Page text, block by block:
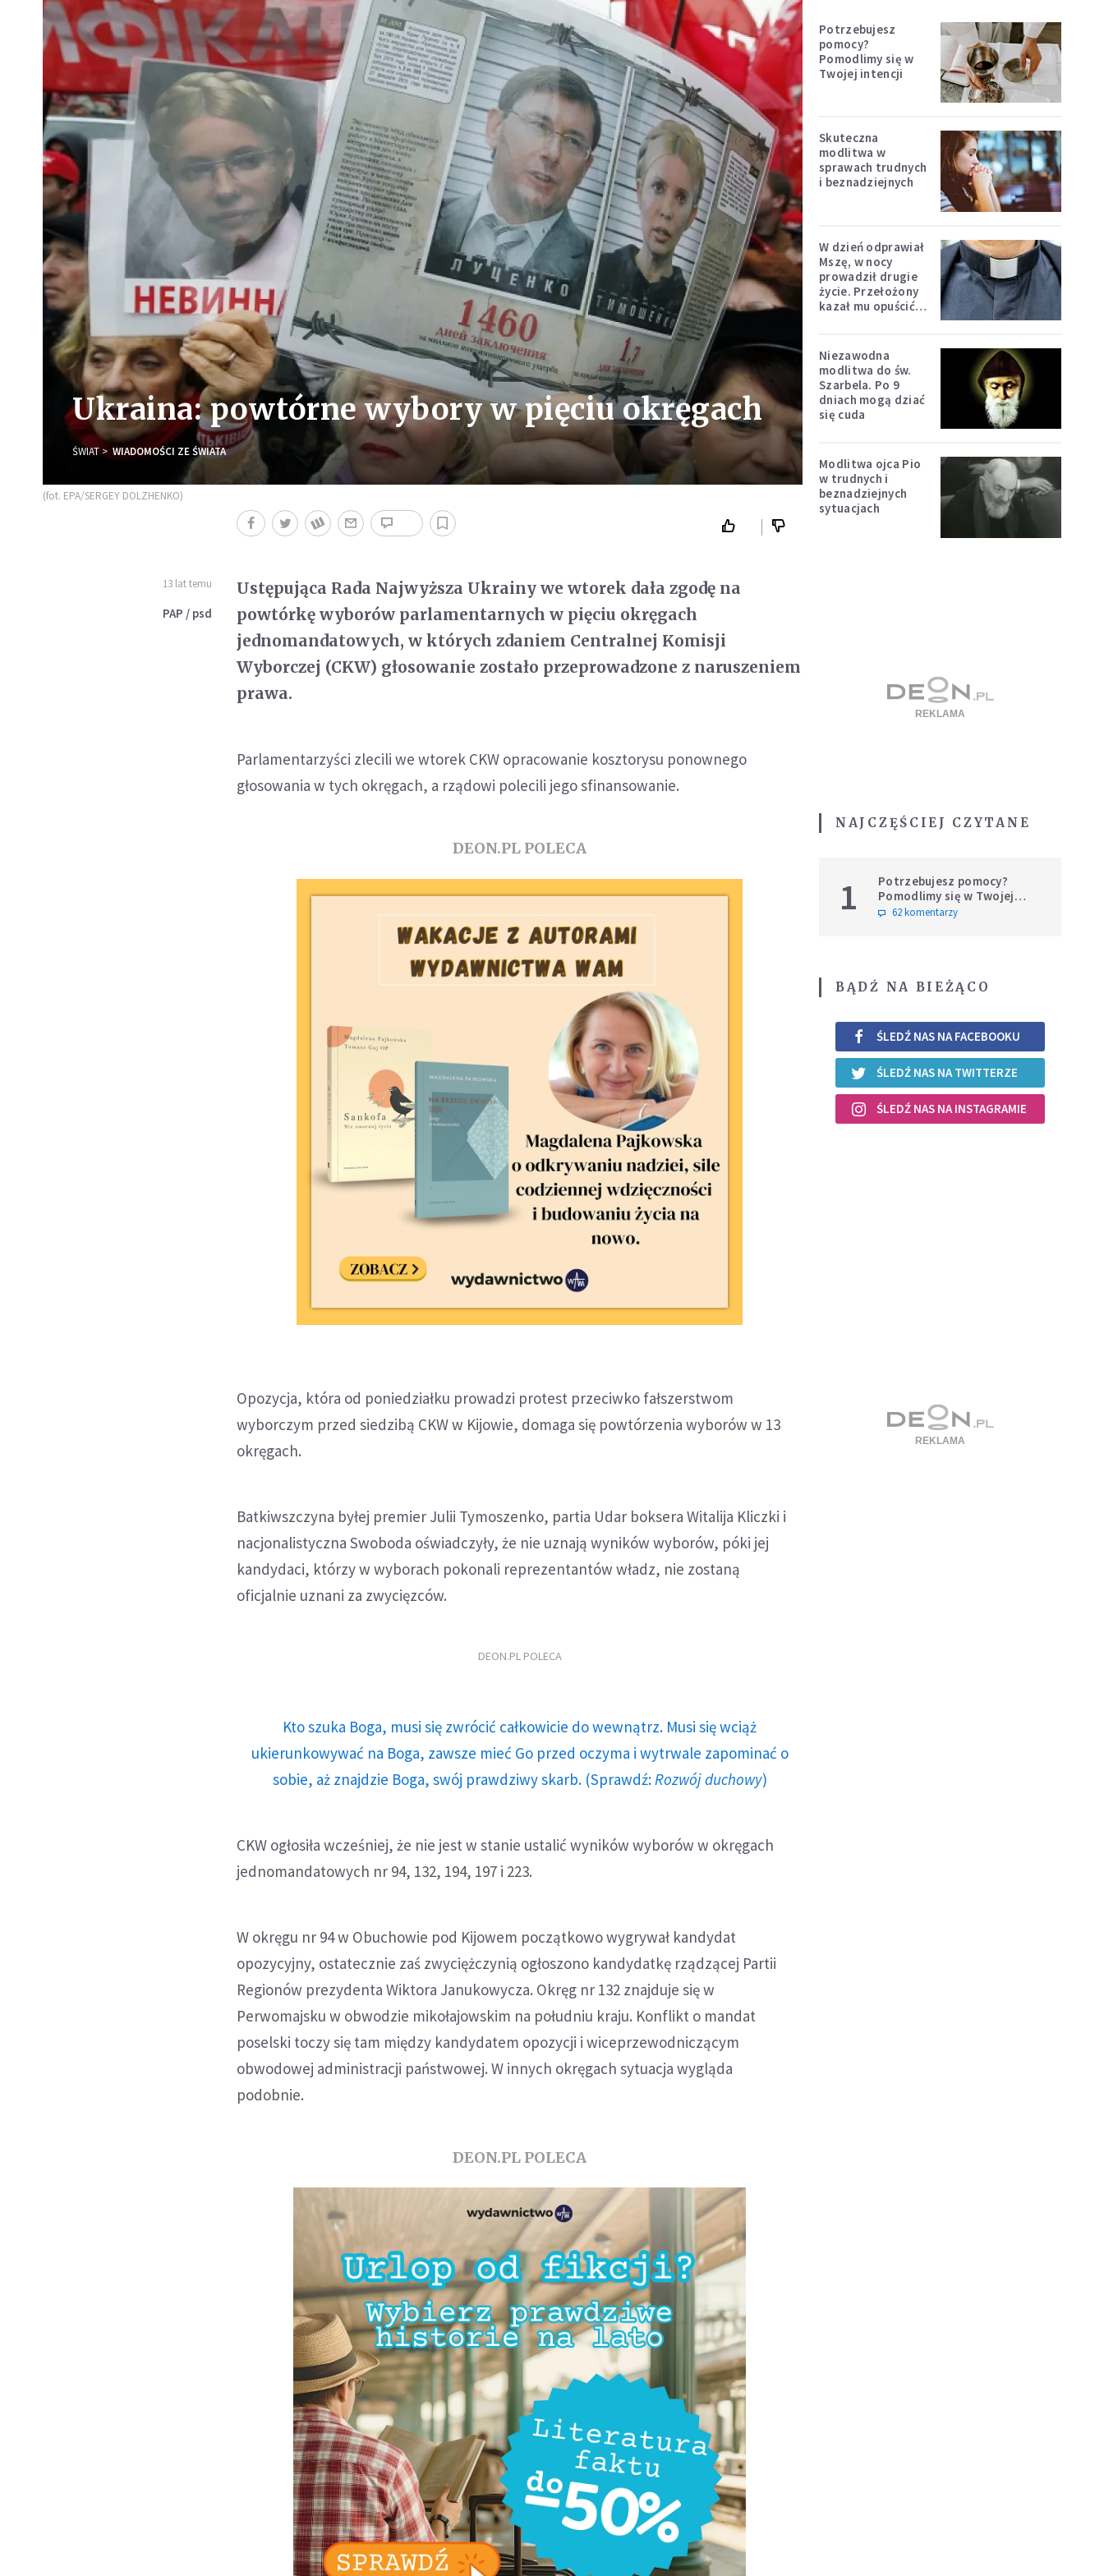
Ukraina: powtórne wybory w pięciu okręgach
ŚWIAT WIADOMOŚCI ZE ŚWIATA
(fot. EPA/SERGEY DOLZHENKO)
13 lat temu
PAP / psd
Ustępująca Rada Najwyższa Ukrainy we wtorek dała zgodę na
powtórkę wyborów parlamentarnych w pięciu okręgach
jednomandatowych, w których zdaniem Centralnej Komisji
Wyborczej (CKW) głosowanie zostało przeprowadzone z naruszeniem
prawa.
Parlamentarzyści zlecili we wtorek CKW opracowanie kosztorysu ponownego
głosowania w tych okręgach, a rządowi polecili jego sfinansowanie.
DEON.PL POLECA
Opozycja, która od poniedziałku prowadzi protest przeciwko fałszerstwom
wyborczym przed siedzibą CKW w Kijowie, domaga się powtórzenia wyborów w 13
okręgach.
Batkiwszczyna byłej premier Julii Tymoszenko, partia Udar boksera Witalija Kliczki i
nacjonalistyczna Swoboda oświadczyły, że nie uznają wyników wyborów, póki jej
kandydaci, którzy w wyborach pokonali reprezentantów władz, nie zostaną
oficjalnie uznani za zwycięzców.
DEON.PL POLECA
Kto szuka Boga, musi się zwrócić całkowicie do wewnątrz. Musi się wciąż
ukierunkowywać na Boga, zawsze mieć Go przed oczyma i wytrwale zapominać o
sobie, aż znajdzie Boga, swój prawdziwy skarb. (Sprawdź: Rozwój duchowy)
CKW ogłosiła wcześniej, że nie jest w stanie ustalić wyników wyborów w okręgach
jednomandatowych nr 94, 132, 194, 197 i 223.
W okręgu nr 94 w Obuchowie pod Kijowem początkowo wygrywał kandydat
opozycyjny, ostatecznie zaś zwyciężczynią ogłoszono kandydatkę rządzącej Partii
Regionów prezydenta Wiktora Janukowycza. Okręg nr 132 znajduje się w
Perwomajsku w obwodzie mikołajowskim na południu kraju. Konflikt o mandat
poselski toczy się tam między kandydatem opozycji i wiceprzewodniczącym
obwodowej administracji państwowej. W innych okręgach sytuacja wygląda
podobnie.
DEON.PL POLECA
Potrzebujesz
pomocy?
Pomodlimy się w
Twojej intencji
Skuteczna
modlitwa w
sprawach trudnych
i beznadziejnych
W dzień odprawiał
Mszę, w nocy
prowadził drugie
życie. Przełożony
kazał mu opuścić
Niezawodna
modlitwa do św.
Szarbela. Po 9
dniach mogą dziać
się cuda
Modlitwa ojca Pio
w trudnych i
beznadziejnych
sytuacjach
NAJCZĘŚCIEJ CZYTANE
1
Potrzebujesz pomocy?
Pomodlimy się w Twojej
intencji
62 komentarzy
BĄDŹ NA BIEŻĄCO
ŚLEDŹ NAS NA FACEBOOKU
ŚLEDŹ NAS NA TWITTERZE
ŚLEDŹ NAS NA INSTAGRAMIE